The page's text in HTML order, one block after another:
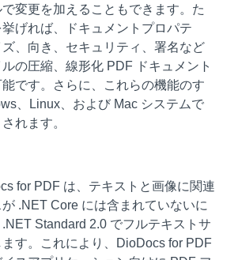
で変更を加えることもできます。た
げれば、ドキュメントプロパテ
、向き、セキュリティ、署名など
の圧縮、線形化 PDF ドキュメント
です。さらに、これらの機能のす
、Linux、および Mac システムで
れます。
for PDF は、テキストと画像に関連
.NET Core には含まれていないに
Standard 2.0 でフルテキストサ
す。これにより、DioDocs for PDF